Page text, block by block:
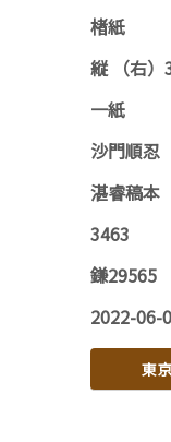
楮紙
縦 （右）
一紙
沙門順忍
湛睿稿本
3463
鎌29565
2022-06-
東